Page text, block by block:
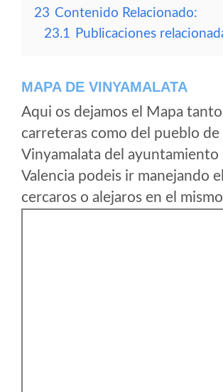
23 Contenido Relacionado:
23.1 Publicaciones
MAPA DE VINYAMALATA
Aqui os dejamos el Mapa
carreteras como del pueblo de
Vinyamalata del ayuntamiento
Valencia podeis ir manejando
cercaros o alejaros en el